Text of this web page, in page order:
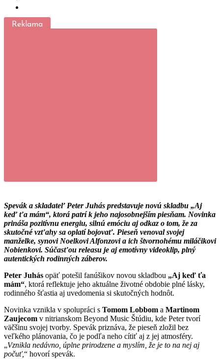
Spevák a skladateľ Peter Juhás predstavuje novú skladbu „Aj
keď ťa mám“, ktorá patrí k jeho najosobnejším piesňam. Novinka
prináša pozitívnu energiu, silnú emóciu aj odkaz o tom, že za
skutočné vzťahy sa oplatí bojovať. Pieseň venoval svojej
manželke, synovi Noelkovi Alfonzovi a ich štvornohému miláčikovi
Nobienkovi. Súčasťou releasu je aj emotívny videoklip, plný
autentických rodinných záberov.
Peter Juhás opäť potešil fanúšikov novou skladbou „Aj keď ťa
mám“, ktorá reflektuje jeho aktuálne životné obdobie plné lásky,
rodinného šťastia aj uvedomenia si skutočných hodnôt.
Novinka vznikla v spolupráci s Tomom Lobbom a Martinom
Zaujecom v nitrianskom Beyond Music Štúdiu, kde Peter tvorí
väčšinu svojej tvorby. Spevák priznáva, že pieseň zložil bez
veľkého plánovania, čo je podľa neho cítiť aj z jej atmosféry.
„Vznikla nedávno, úplne prirodzene a myslím, že je to na nej aj
počuť,“ hovorí spevák.